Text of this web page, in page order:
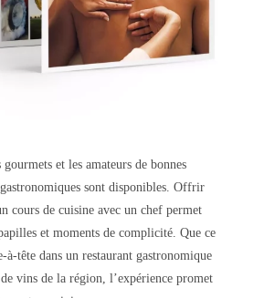
et les amateurs de bonnes
sont disponibles. Offrir
cours de cuisine avec un chef permet
et moments de complicité. Que ce
à-tête dans un restaurant gastronomique
vins de la région, l’expérience promet